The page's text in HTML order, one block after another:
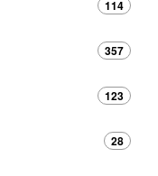
114
357
123
28